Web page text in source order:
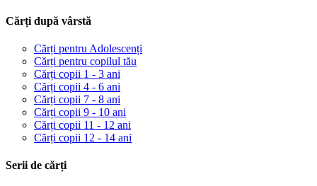
Cărți după vârstă
Cărți pentru Adolescenți
Cărți pentru copilul tău
Cărți copii 1 - 3 ani
Cărți copii 4 - 6 ani
Cărți copii 7 - 8 ani
Cărți copii 9 - 10 ani
Cărți copii 11 - 12 ani
Cărți copii 12 - 14 ani
Serii de cărți